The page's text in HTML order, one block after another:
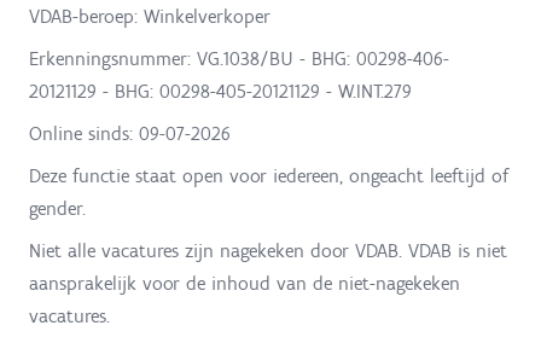
VDAB-beroep: Winkelverkoper
Erkenningsnummer: VG.1038/BU - BHG: 00298-406-
20121129 - BHG: 00298-405-20121129 - W.INT.279
Online sinds: 09-07-2026
Deze functie staat open voor iedereen, ongeacht leeftijd of
gender.
Niet alle vacatures zijn nagekeken door VDAB. VDAB is niet
aansprakelijk voor de inhoud van de niet-nagekeken
vacatures.